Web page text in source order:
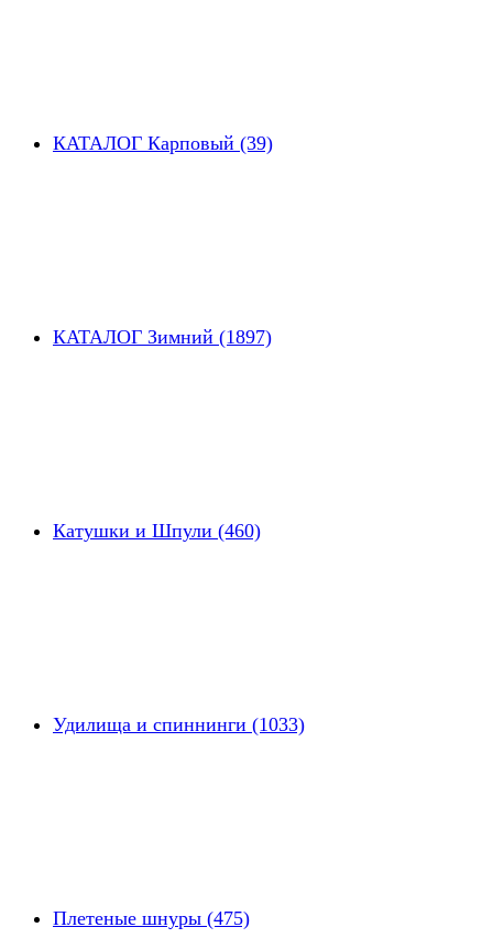
КАТАЛОГ Карповый (39)
КАТАЛОГ Зимний (1897)
Катушки и Шпули (460)
Удилища и спиннинги (1033)
Плетеные шнуры (475)